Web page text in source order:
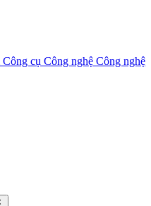
Công cụ Công nghệ Công nghệ